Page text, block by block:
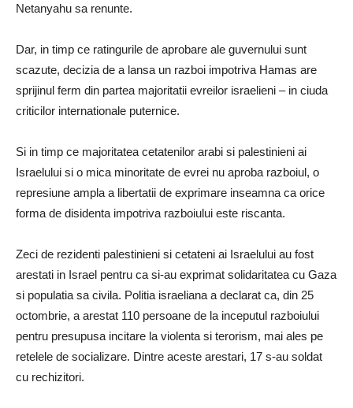
Netanyahu sa renunte.
Dar, in timp ce ratingurile de aprobare ale guvernului sunt
scazute, decizia de a lansa un razboi impotriva Hamas are
sprijinul ferm din partea majoritatii evreilor israelieni – in ciuda
criticilor internationale puternice.
Si in timp ce majoritatea cetatenilor arabi si palestinieni ai
Israelului si o mica minoritate de evrei nu aproba razboiul, o
represiune ampla a libertatii de exprimare inseamna ca orice
forma de disidenta impotriva razboiului este riscanta.
Zeci de rezidenti palestinieni si cetateni ai Israelului au fost
arestati in Israel pentru ca si-au exprimat solidaritatea cu Gaza
si populatia sa civila. Politia israeliana a declarat ca, din 25
octombrie, a arestat 110 persoane de la inceputul razboiului
pentru presupusa incitare la violenta si terorism, mai ales pe
retelele de socializare. Dintre aceste arestari, 17 s-au soldat
cu rechizitori.